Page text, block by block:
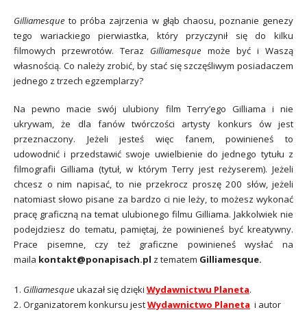
Gilliamesqueto próba zajrzenia w głąb chaosu, poznanie genezy
tego wariackiego pierwiastka, który przyczynił się do kilku
filmowych przewrotów. Teraz Gilliamesque może być i Waszą
własnością. Co należy zrobić, by stać się szczęśliwym posiadaczem
jednego z trzech egzemplarzy?
Na pewno macie swój ulubiony film Terry’ego Gilliama i nie
ukrywam, że dla fanów twórczości artysty konkurs ów jest
przeznaczony. Jeżeli jesteś więc fanem, powinieneś to
udowodnić i przedstawić swoje uwielbienie do jednego tytułu z
filmografii Gilliama (tytuł, w którym Terry jest reżyserem). Jeżeli
chcesz o nim napisać, to nie przekrocz proszę 200 słów, jeżeli
natomiast słowo pisane za bardzo ci nie leży, to możesz wykonać
pracę graficzną na temat ulubionego filmu Gilliama. Jakkolwiek nie
podejdziesz do tematu, pamiętaj, że powinieneś być kreatywny.
Prace pisemne, czy też graficzne powinieneś wysłać na
maila kontakt@ponapisach.pl z tematem Gilliamesque.
1. Gilliamesque ukazał się dzięki Wydawnictwu Planeta.
2. Organizatorem konkursu jestWydawnictwo Planeta i autor